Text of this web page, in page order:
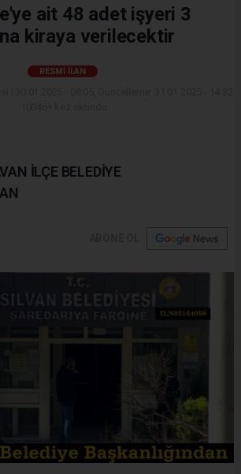
ait 48 adet işyeri 3
kiraya verilecektir
RESMI İLAN
İLÇE BELEDİYE